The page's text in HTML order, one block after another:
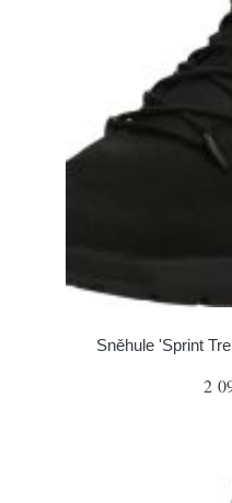
Sněhule 'Sprint
2